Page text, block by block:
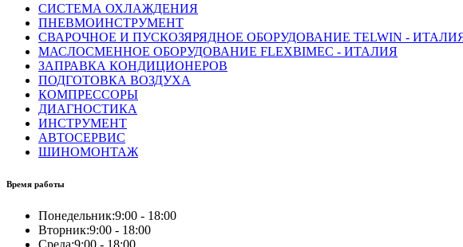
СИСТЕМА ОХЛАЖДЕНИЯ
ПНЕВМОИНСТРУМЕНТ
СВАРОЧНОЕ И ПУСКОЗЯРЯДНОЕ ОБОРУДОВАНИЕ TELWIN -
МАСЛОСМЕННОЕ ОБОРУДОВАНИЕ FLEXBIMEC - ИТАЛИЯ
ЗАПРАВКА КОНДИЦИОНЕРОВ
ПОДГОТОВКА ВОЗДУХА
КОМПРЕССОРЫ
ДИАГНОСТИКА
ИНСТРУМЕНТ
АВТОСЕРВИС
ШИНОМОНТАЖ
Время работы
Понедельник:9:00 - 18:00
Вторник:9:00 - 18:00
Среда:9:00 - 18:00